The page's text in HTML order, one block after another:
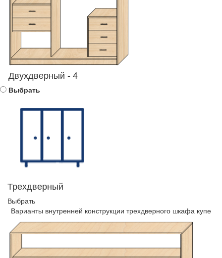
Двухдверный - 4
Выбрать
Трехдверный
Выбрать
Варианты внутренней конструкции трехдверного шкафа купе